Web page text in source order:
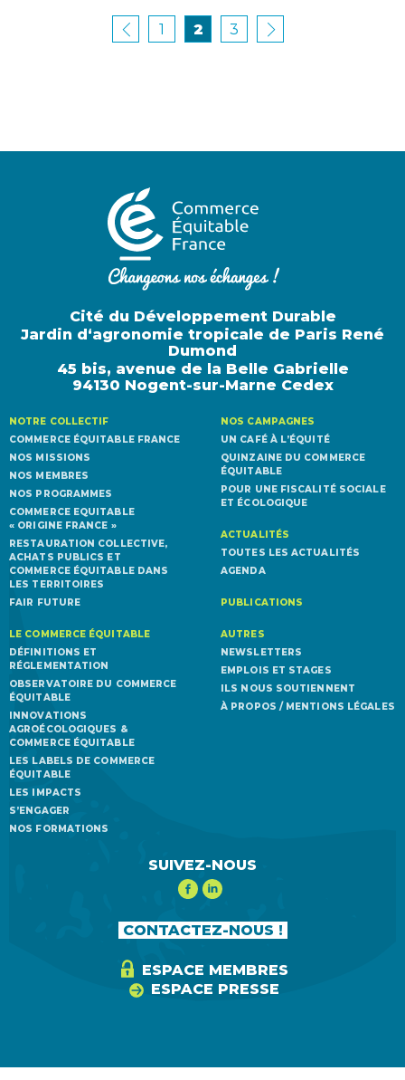
1 2 3
Cité du Développement Durable
Jardin d‘agronomie tropicale de Paris René
Dumond
45 bis, avenue de la Belle Gabrielle
94130 Nogent-sur-Marne Cedex
NOTRE COLLECTIF
COMMERCE ÉQUITABLE FRANCE
NOS MISSIONS
NOS MEMBRES
NOS PROGRAMMES
COMMERCE EQUITABLE
« ORIGINE FRANCE »
RESTAURATION COLLECTIVE,
ACHATS PUBLICS ET
COMMERCE ÉQUITABLE DANS
LES TERRITOIRES
FAIR FUTURE
LE COMMERCE ÉQUITABLE
DÉFINITIONS ET
RÉGLEMENTATION
OBSERVATOIRE DU COMMERCE
ÉQUITABLE
INNOVATIONS
AGROÉCOLOGIQUES &
COMMERCE ÉQUITABLE
LES LABELS DE COMMERCE
ÉQUITABLE
LES IMPACTS
S’ENGAGER
NOS FORMATIONS
NOS CAMPAGNES
UN CAFÉ À L’ÉQUITÉ
QUINZAINE DU COMMERCE
ÉQUITABLE
POUR UNE FISCALITÉ SOCIALE
ET ÉCOLOGIQUE
ACTUALITÉS
TOUTES LES ACTUALITÉS
AGENDA
PUBLICATIONS
AUTRES
NEWSLETTERS
EMPLOIS ET STAGES
ILS NOUS SOUTIENNENT
À PROPOS / MENTIONS LÉGALES
SUIVEZ-NOUS
CONTACTEZ-NOUS !
ESPACE MEMBRES
ESPACE PRESSE